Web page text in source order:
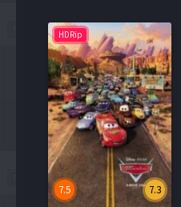
HDRip
7.3
7.5